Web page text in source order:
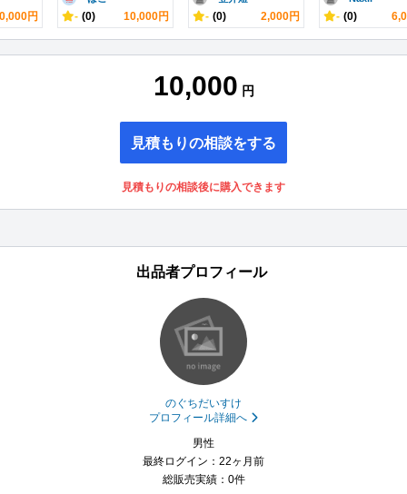
円 - (0) 10,000円 - (0) 2,000円 - (0)
10,000 円
見積もりの相談をする
見積もりの相談後に購入できます
出品者プロフィール
のぐちだいすけ
プロフィール詳細へ
男性
最終ログイン：22ヶ月前
総販売実績：0件